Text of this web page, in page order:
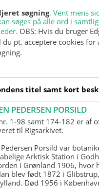
søgning. Vent mens
søges på alle ord i
OBS: Hvis du bruger
du pt. acceptere cookies for
titel samt kort
PEDERSEN PORSILD
1-98 samt 174-182 er af
til Rigsarkivet.
Porsild var
Arktisk Station i
i Grønland 1906, hvor
blev født 1872 i
Død 1956 i